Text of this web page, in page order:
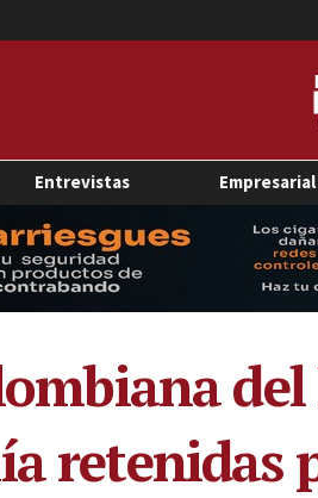
Entrevistas Empresarial
del
retenidas